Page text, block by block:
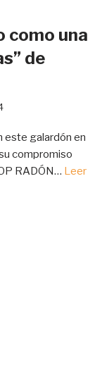
como una
de
este galardón en
compromiso
RADÓN… Leer